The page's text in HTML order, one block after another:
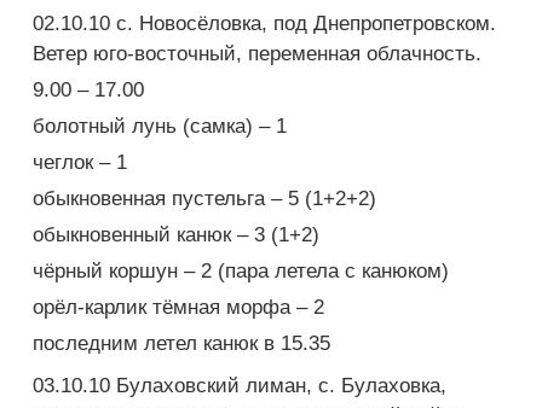
02.10.10 с. Новосёловка, под Днепропетровском.
Ветер юго-восточный, переменная облачность.
9.00 – 17.00
болотный лунь (самка) – 1
чеглок – 1
обыкновенная пустельга – 5 (1+2+2)
обыкновенный канюк – 3 (1+2)
чёрный коршун – 2 (пара летела с канюком)
орёл-карлик тёмная морфа – 2
последним летел канюк в 15.35
03.10.10 Булаховский лиман, с. Булаховка,